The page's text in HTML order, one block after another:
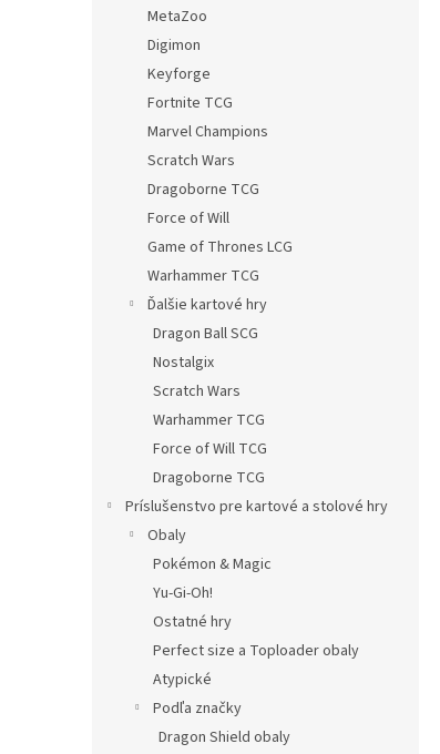
MetaZoo
Digimon
Keyforge
Fortnite TCG
Marvel Champions
Scratch Wars
Dragoborne TCG
Force of Will
Game of Thrones LCG
Warhammer TCG
Ďalšie kartové hry
Dragon Ball SCG
Nostalgix
Scratch Wars
Warhammer TCG
Force of Will TCG
Dragoborne TCG
Príslušenstvo pre kartové a stolové hry
Obaly
Pokémon & Magic
Yu-Gi-Oh!
Ostatné hry
Perfect size a Toploader obaly
Atypické
Podľa značky
Dragon Shield obaly